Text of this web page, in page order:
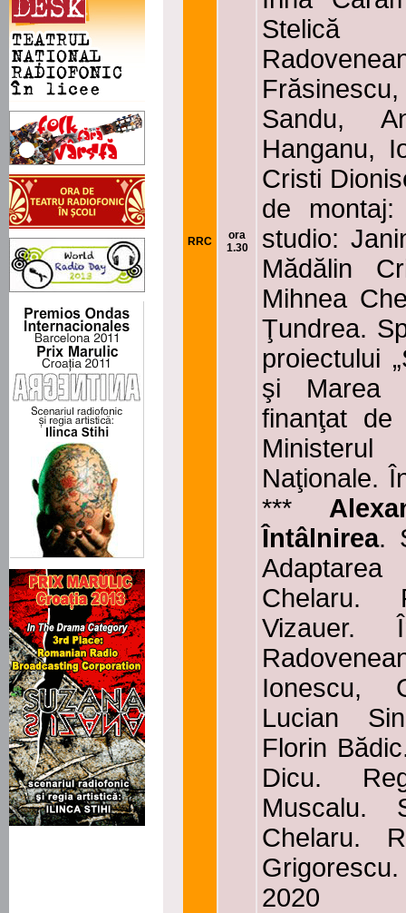
RRC
ora
1.30
Stelică
Sandu,
Hanganu,
Cristi
de
studio:
Mădălin
Mihnea
Ţundrea.
proiectului
şi Marea
finanţat de
Naţionale.
***
Întâlnirea.
Chelaru.
Vizauer.
Ionescu,
Lucian
Florin
Dicu.
Muscalu.
Chelaru.
2020